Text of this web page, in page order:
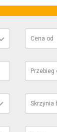
Cena od
Przebieg
Skrzynia